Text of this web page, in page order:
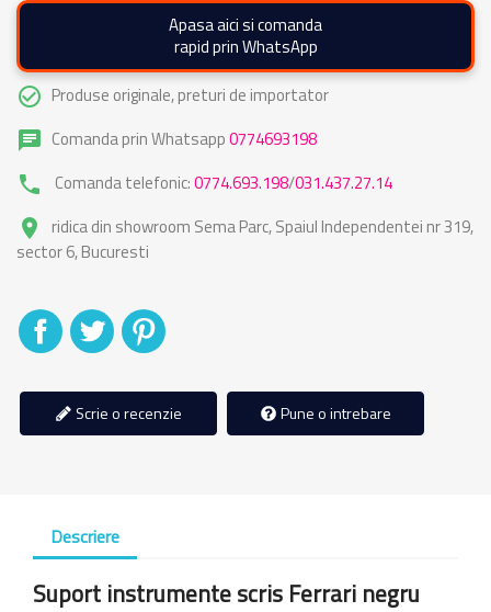
Apasa aici si comanda
rapid prin WhatsApp
check_circle_outline Produse originale, preturi de importator
chat Comanda prin Whatsapp0774693198
phone Comanda telefonic:0774.693.198/031.437.27.14
place
ridica din showroom Sema Parc, Spaiul Independentei nr 319,
sector 6, Bucuresti
DistribuitiTweet
Scrie o recenzie Pune o intrebare
Descriere
Suport instrumente scris Ferrari negru